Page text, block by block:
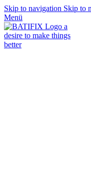
Skip to navigation Skip to
Menü